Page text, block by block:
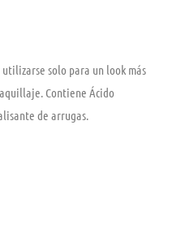
solo para un look más
Contiene Ácido
de arrugas.